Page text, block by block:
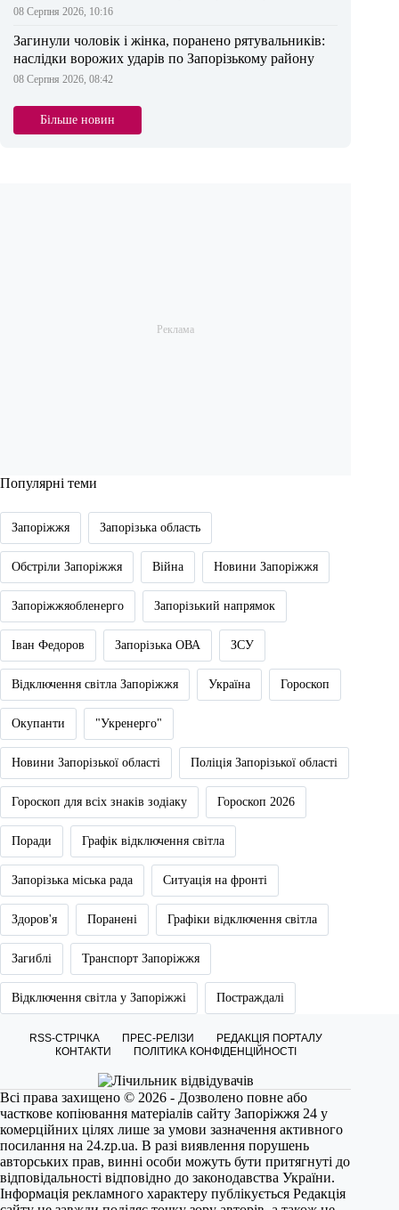
08 Серпня 2026, 10:16
Загинули чоловік і жінка, поранено рятувальників:
наслідки ворожих ударів по Запорізькому району
08 Серпня 2026, 08:42
Більше новин
Популярні теми
Запоріжжя Запорізька область
Обстріли Запоріжжя Війна Новини Запоріжжя
Запоріжжяобленерго Запорізький напрямок
Іван Федоров Запорізька ОВА ЗСУ
Відключення світла Запоріжжя Україна Гороскоп
Окупанти "Укренерго"
Новини Запорізької області Поліція Запорізької області
Гороскоп для всіх знаків зодіаку Гороскоп 2026
Поради Графік відключення світла
Запорізька міська рада Ситуація на фронті
Здоров'я Поранені Графіки відключення світла
Загиблі Транспорт Запоріжжя
Відключення світла у Запоріжжі Постраждалі
RSS-СТРІЧКА ПРЕС-РЕЛІЗИ
РЕДАКЦІЯ ПОРТАЛУ
КОНТАКТИ
ПОЛІТИКА КОНФІДЕНЦІЙНОСТІ
Всі права захищено © 2026 - Дозволено повне або
часткове копіювання матеріалів сайту Запоріжжя 24 у
комерційних цілях лише за умови зазначення активного
посилання на 24.zp.ua. В разі виявлення порушень
авторських прав, винні особи можуть бути притягнуті до
відповідальності відповідно до законодавства України.
Інформація рекламного характеру публікується Редакція